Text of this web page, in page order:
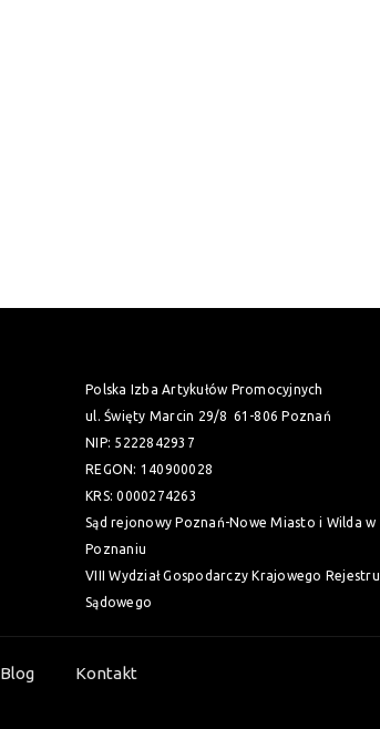
Polska Izba Artykułów Promocyjnych
ul. Święty Marcin 29/8 61-806 Poznań
NIP: 5222842937
REGON: 140900028
KRS: 0000274263
Sąd rejonowy Poznań-Nowe Miasto i Wilda w
Poznaniu
VIII Wydział Gospodarczy Krajowego Rejestru
Sądowego
Blog Kontakt